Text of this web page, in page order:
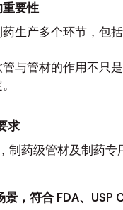
要性
生产多个环节，包
与管材的作用不只
求
制药级管材及制药
，符合 FDA、USP